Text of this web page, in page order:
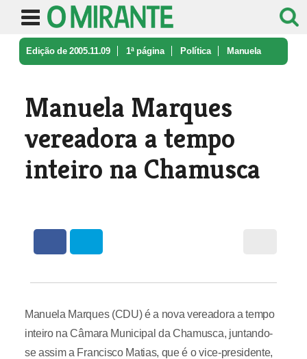
Edição de 2005.11.09 1ª página Política Manuela
Manuela Marques
vereadora a tempo
inteiro na Chamusca
Manuela Marques (CDU) é a nova vereadora a tempo
inteiro na Câmara Municipal da Chamusca, juntando-
se assim a Francisco Matias, que é o vice-presidente,